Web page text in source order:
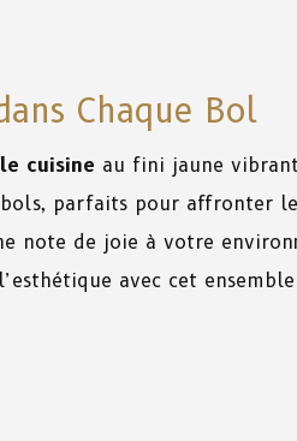
Chaque Bol
cuisine au fini jaune
parfaits pour affronter
note de joie à votre
avec cet